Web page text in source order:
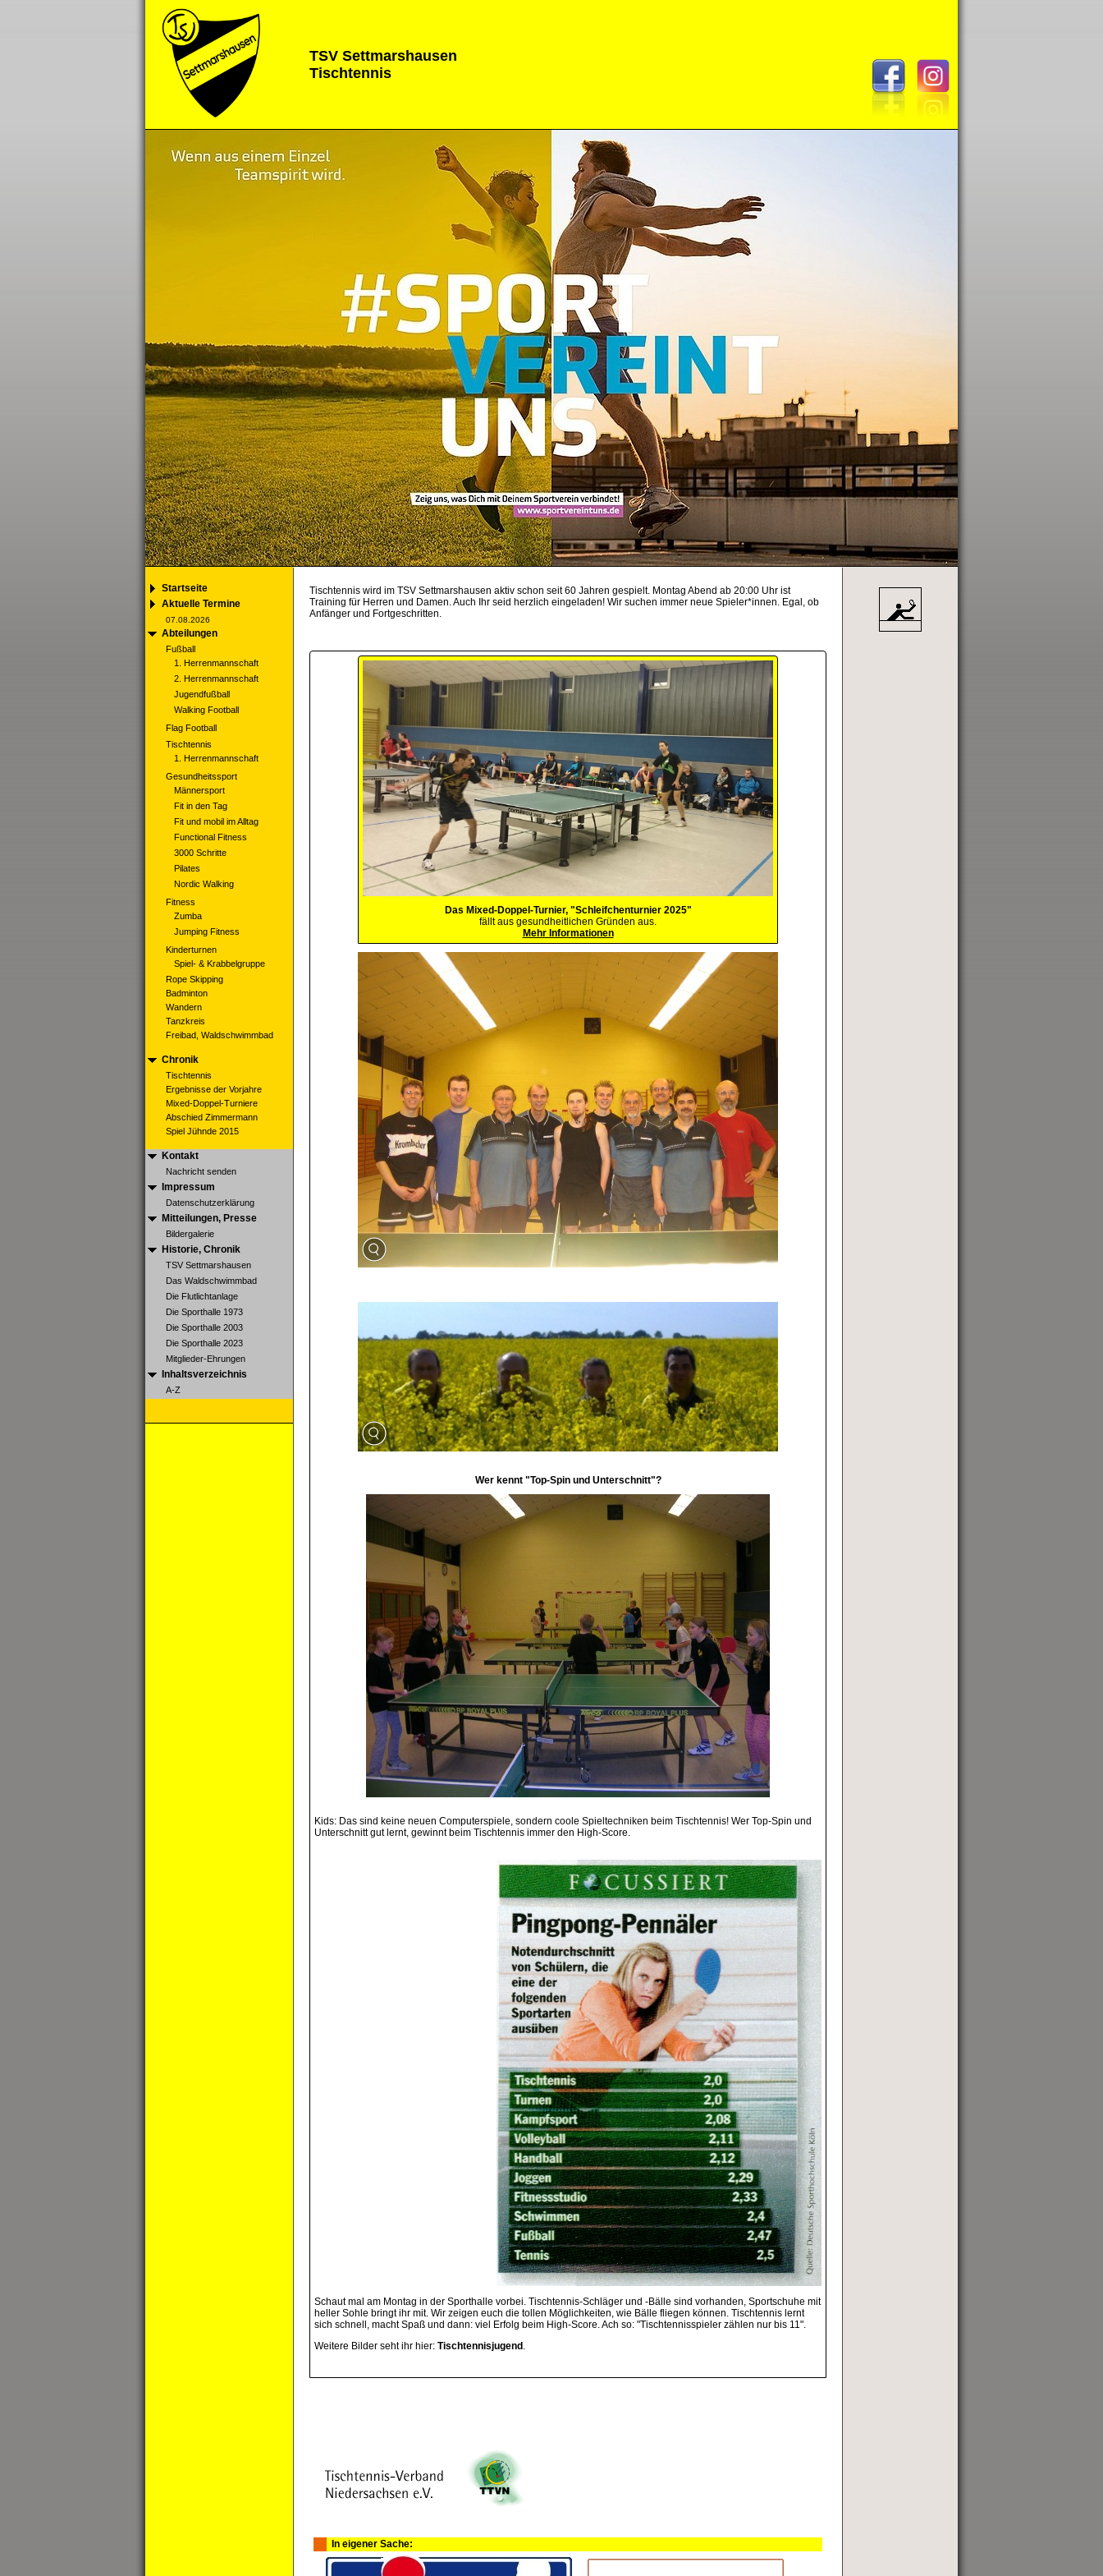
TSV Settmarshausen
Tischtennis
Startseite
Aktuelle Termine
07.08.2026
Abteilungen
Fußball
1. Herrenmannschaft
2. Herrenmannschaft
Jugendfußball
Walking Football
Flag Football
Tischtennis
1. Herrenmannschaft
Gesundheitssport
Männersport
Fit in den Tag
Fit und mobil im Alltag
Functional Fitness
3000 Schritte
Pilates
Nordic Walking
Fitness
Zumba
Jumping Fitness
Kinderturnen
Spiel- & Krabbelgruppe
Rope Skipping
Badminton
Wandern
Tanzkreis
Freibad, Waldschwimmbad
Chronik
Tischtennis
Ergebnisse der Vorjahre
Mixed-Doppel-Turniere
Abschied Zimmermann
Spiel Jühnde 2015
Kontakt
Nachricht senden
Impressum
Datenschutzerklärung
Mitteilungen, Presse
Bildergalerie
Historie, Chronik
TSV Settmarshausen
Das Waldschwimmbad
Die Flutlichtanlage
Die Sporthalle 1973
Die Sporthalle 2003
Die Sporthalle 2023
Mitglieder-Ehrungen
Inhaltsverzeichnis
A-Z
Tischtennis wird im TSV Settmarshausen aktiv schon seit 60 Jahren gespielt. Montag Abend ab 20:00 Uhr ist
Training für Herren und Damen. Auch Ihr seid herzlich eingeladen! Wir suchen immer neue Spieler*innen. Egal, ob
Anfänger und Fortgeschritten.
Das Mixed-Doppel-Turnier, "Schleifchenturnier 2025"
fällt aus gesundheitlichen Gründen aus.
Mehr Informationen
Wer kennt "Top-Spin und Unterschnitt"?
Kids: Das sind keine neuen Computerspiele, sondern coole Spieltechniken beim Tischtennis! Wer Top-Spin und
Unterschnitt gut lernt, gewinnt beim Tischtennis immer den High-Score.
Schaut mal am Montag in der Sporthalle vorbei. Tischtennis-Schläger und -Bälle sind vorhanden, Sportschuhe mit
heller Sohle bringt ihr mit. Wir zeigen euch die tollen Möglichkeiten, wie Bälle fliegen können. Tischtennis lernt
sich schnell, macht Spaß und dann: viel Erfolg beim High-Score. Ach so: "Tischtennisspieler zählen nur bis 11".
Weitere Bilder seht ihr hier: Tischtennisjugend .
In eigener Sache: